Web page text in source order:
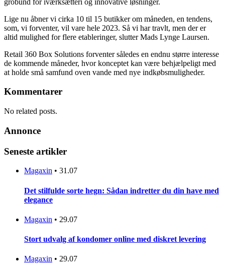
Lige nu åbner vi cirka 10 til 15 butikker om måneden, en tendens,
som, vi forventer, vil vare hele 2023. Så vi har travlt, men der er
altid mulighed for flere etableringer, slutter Mads Lynge Laursen.
Retail 360 Box Solutions forventer således en endnu større interesse
de kommende måneder, hvor konceptet kan være behjælpeligt med
at holde små samfund oven vande med nye indkøbsmuligheder.
Kommentarer
No related posts.
Annonce
Seneste artikler
Magaxin • 31.07
Det stilfulde sorte hegn: Sådan indretter du din have med
elegance
Magaxin • 29.07
Stort udvalg af kondomer online med diskret levering
Magaxin • 29.07